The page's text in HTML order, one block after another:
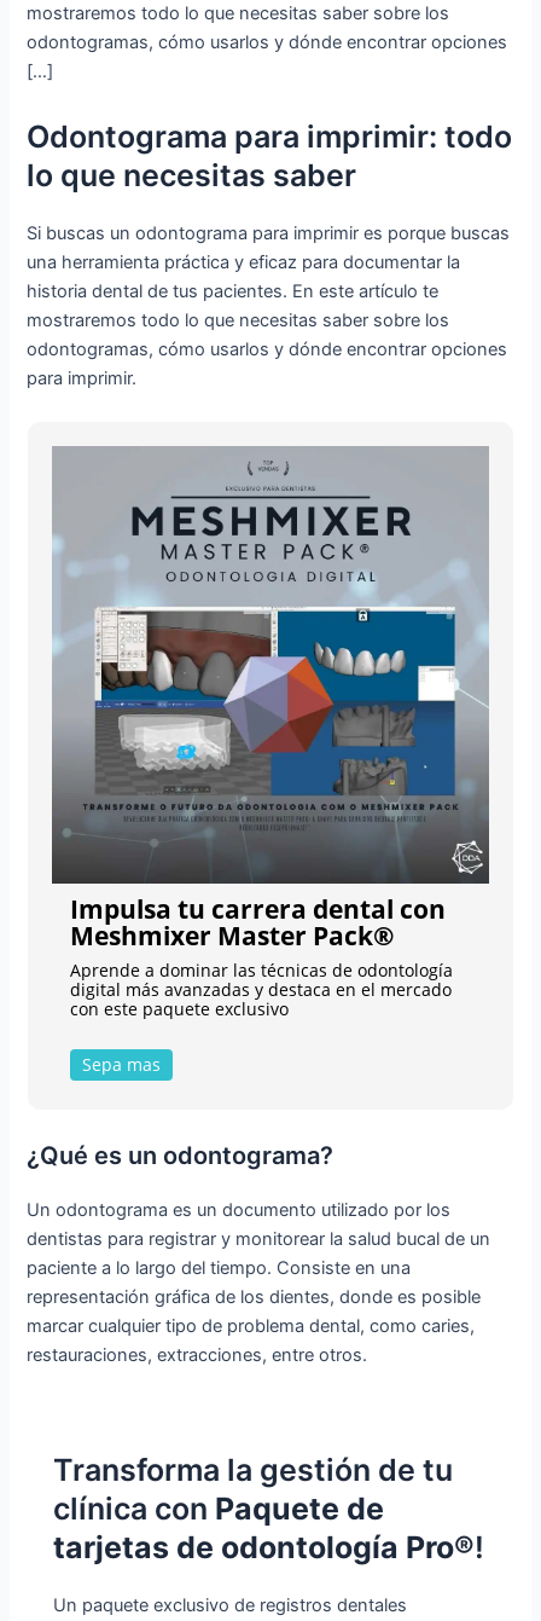
mostraremos todo lo que necesitas saber sobre los
odontogramas, cómo usarlos y dónde encontrar opciones
[…]
Odontograma para imprimir: todo
lo que necesitas saber
Si buscas un odontograma para imprimir es porque buscas
una herramienta práctica y eficaz para documentar la
historia dental de tus pacientes. En este artículo te
mostraremos todo lo que necesitas saber sobre los
odontogramas, cómo usarlos y dónde encontrar opciones
para imprimir.
Impulsa tu carrera dental con
Meshmixer Master Pack®
Aprende a dominar las técnicas de odontología
digital más avanzadas y destaca en el mercado
con este paquete exclusivo
Sepa mas
¿Qué es un odontograma?
Un odontograma es un documento utilizado por los
dentistas para registrar y monitorear la salud bucal de un
paciente a lo largo del tiempo. Consiste en una
representación gráfica de los dientes, donde es posible
marcar cualquier tipo de problema dental, como caries,
restauraciones, extracciones, entre otros.
Transforma la gestión de tu
clínica con Paquete de
tarjetas de odontología Pro®!
Un paquete exclusivo de registros dentales